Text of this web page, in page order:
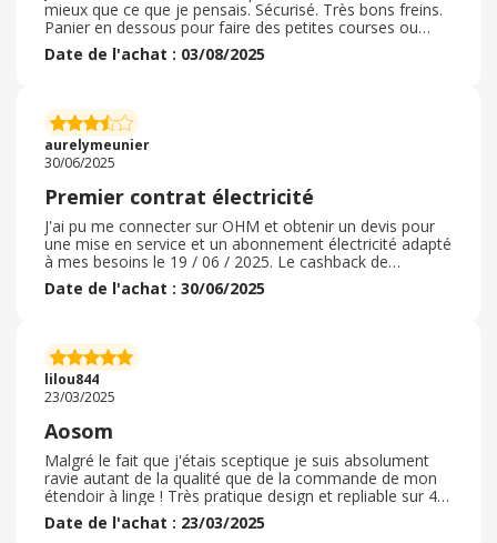
mieux que ce que je pensais. Sécurisé. Très bons freins.
Panier en dessous pour faire des petites courses ou
transporter des affaires. Deux roues fixes et deux
amovibles, il est solide. Tiens bien au sol. Ma mère se
sa guise. Je l'ai commandé le mardi reçu le mercredi
livraison ultra rapide site très sérieux. Je recommande
vivement leurs produits et le site.
Date de l'achat : 03/08/2025
aurelymeunier
30/06/2025
Premier contrat électricité
J'ai pu me connecter sur OHM et obtenir un devis pour
une mise en service et un abonnement électricité adapté
à mes besoins le 19 / 06 / 2025. Le cashback de
bienvenue a bien été enregistré mais il est regrettable
qu'il faille attendre plusieurs mois avant de l'encaisser
intéressant et cela fait une belle économie pour les
membres. Il n'y a plus qu'à attendre la mise qui est une
peu longue, plus de 15j.
Date de l'achat : 30/06/2025
lilou844
23/03/2025
Aosom
Malgré le fait que j'étais sceptique je suis absolument
ravie autant de la qualité que de la commande de mon
étendoir à linge ! Très pratique design et repliable sur 4
roues pliable mais il se rznge partout il va à l'extérieur
comme à l'intérieur. Bonne qualité des barres 4 niveaux
Date de l'achat : 23/03/2025